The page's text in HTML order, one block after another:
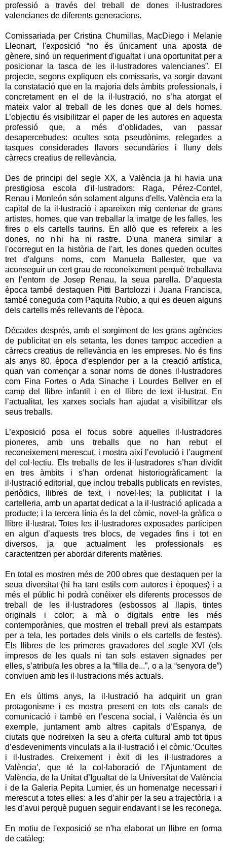
professió a través del treball de dones il·lustradores
valencianes de diferents generacions.
Comissariada per Cristina Chumillas, MacDiego i Melanie
Lleonart, l'exposició “no és únicament una aposta de
gènere, sinó un requeriment d'igualtat i una oportunitat per a
posicionar la tasca de les il·lustradores valencianes”. El
projecte, segons expliquen els comissaris, va sorgir davant
la constatació que en la majoria dels àmbits professionals, i
concretament en el de la il·lustració, no s’ha atorgat el
mateix valor al treball de les dones que al dels homes.
L’objectiu és visibilitzar el paper de les autores en aquesta
professió que, a més d’oblidades, van passar
desapercebudes: ocultes sota pseudònims, relegades a
tasques considerades llavors secundàries i lluny dels
càrrecs creatius de rellevància.
Des de principi del segle XX, a València ja hi havia una
prestigiosa escola d'il·lustradors: Raga, Pérez-Contel,
Renau i Monleón són solament alguns d'ells. València era la
capital de la il·lustració i apareixen mig centenar de grans
artistes, homes, que van treballar la imatge de les falles, les
fires o els cartells taurins. En allò que es refereix a les
dones, no n'hi ha ni rastre. D'una manera similar a
l'ocorregut en la història de l'art, les dones queden ocultes
tret d'alguns noms, com Manuela Ballester, que va
aconseguir un cert grau de reconeixement perquè treballava
en l’entorn de Josep Renau, la seua parella. D’aquesta
època també destaquen Pitti Bartolozzi i Juana Francisca,
també coneguda com Paquita Rubio, a qui es deuen alguns
dels cartells més rellevants de l’època.
Dècades després, amb el sorgiment de les grans agències
de publicitat en els setanta, les dones tampoc accedien a
càrrecs creatius de rellevància en les empreses. No és fins
als anys 80, època d’esplendor per a la creació artística,
quan van començar a sonar noms de dones il·lustradores
com Fina Fortes o Ada Sinache i Lourdes Bellver en el
camp del llibre infantil i en el llibre de text il·lustrat. En
l’actualitat, les xarxes socials han ajudat a visibilitzar els
seus treballs.
L’exposició posa el focus sobre aquelles il·lustradores
pioneres, amb uns treballs que no han rebut el
reconeixement merescut, i mostra així l’evolució i l’augment
del col·lectiu. Els treballs de les il·lustradores s’han dividit
en tres àmbits i s’han ordenat historiogràficament: la
il·lustració editorial, que inclou treballs publicats en revistes,
periòdics, llibres de text, i novel·les; la publicitat i la
cartelleria, amb un apartat dedicat a la il·lustració aplicada a
producte; i la tercera línia és la del còmic, novel·la gràfica o
llibre il·lustrat. Totes les il·lustradores exposades participen
en algun d’aquests tres blocs, de vegades fins i tot en
diversos, ja que actualment les professionals es
caracteritzen per abordar diferents matèries.
En total es mostren més de 200 obres que destaquen per la
seua diversitat (hi ha tant estils com autores i èpoques) i a
més el públic hi podrà conèixer els diferents processos de
treball de les il·lustradores (esbossos al llapis, tintes
originals i color; a mà o digitals entre les més
contemporànies, que mostren el treball previ als estampats
per a tela, les portades dels vinils o els cartells de festes).
Els llibres de les primeres gravadores del segle XVI (els
impresos de les quals ni tan sols estaven signades per
elles, s’atribuïa les obres a la “filla de...”, o a la “senyora de”)
conviuen amb les il·lustracions més actuals.
En els últims anys, la il·lustració ha adquirit un gran
protagonisme i es mostra present en tots els canals de
comunicació i també en l’escena social, i València és un
exemple, juntament amb altres capitals d’Espanya, de
ciutats que nodreixen la seu a oferta cultural amb tot tipus
d’esdeveniments vinculats a la il·lustració i el còmic.‘Ocultes
i il·lustrades. Creixement i èxit di les il·lustradores a
València’, que té la col·laboració de l’Ajuntament de
València, de la Unitat d’Igualtat de la Universitat de València
i de la Galeria Pepita Lumier, és un homenatge necessari i
merescut a totes elles: a les d’ahir per la seu a trajectòria i a
les d’avui perquè puguen seguir endavant i se les reconega.
En motiu de l'exposició se n'ha elaborat un llibre en forma
de catàleg: